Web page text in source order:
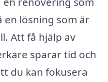
en lösning som är
Att få hjälp av
sparar tid och
du kan fokusera